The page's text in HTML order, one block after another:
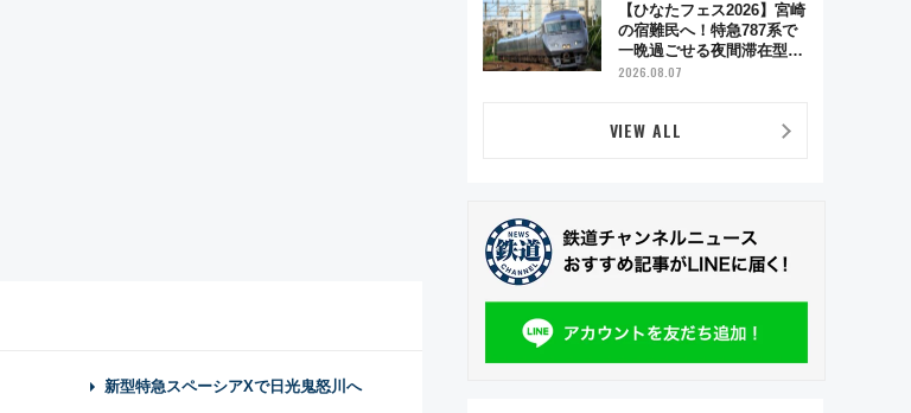
新型特急スペーシアXで日光鬼怒川へ
【ひなたフェス2026】宮崎
の宿難民へ！特急787系で
一晩過ごせる夜間滞在型イ
ベント「スワローおひさ
2026.08.07
VIEW ALL